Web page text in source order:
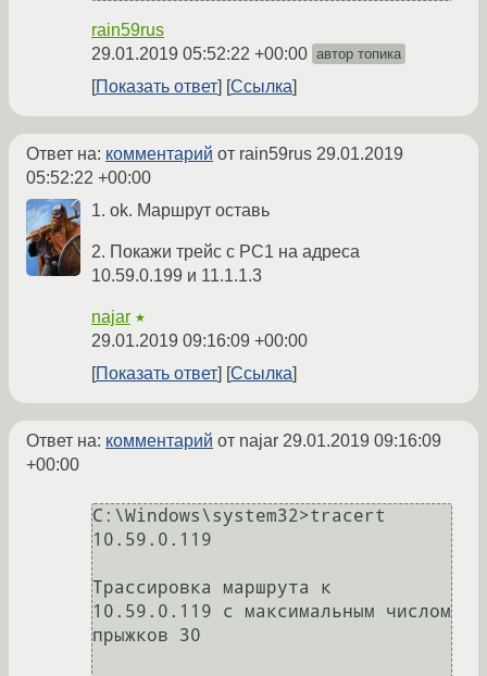
rain59rus
29.01.2019 05:52:22 +00:00 автор топика
Показать ответ Ссылка
Ответ на: комментарий от rain59rus 29.01.2019
05:52:22 +00:00
1. ok. Маршрут оставь
2. Покажи трейс с PC1 на адреса
10.59.0.199 и 11.1.1.3
najar ★
29.01.2019 09:16:09 +00:00
Показать ответ
Ссылка
Ответ на: комментарий от najar 29.01.2019 09:16:09
+00:00
C:\Windows\system32>tracert
10.59.0.119
Трассировка маршрута к
10.59.0.119 с максимальным числом
прыжков 30